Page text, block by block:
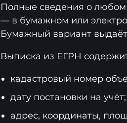
Полные сведения о
— в бумажном или
Бумажный вариант
Выписка из ЕГРН
кадастровый номер
дату постановки на учёт;
адрес, координаты,